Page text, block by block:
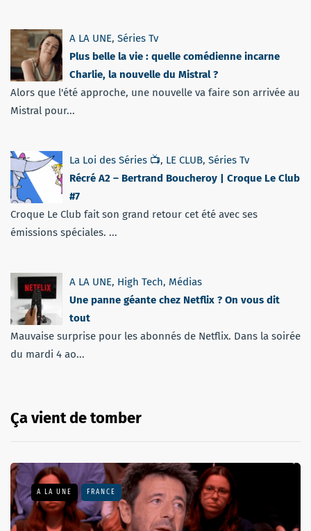
A LA UNE, Séries Tv
Plus belle la vie : quelle comédienne incarne
Charlie, la nouvelle du Mistral ?
Alors que l'été approche, une nouvelle va faire son arrivée au
Mistral pour...
La Loi des Séries 📺, LE CLUB, Séries Tv
Récré A2 – Bertrand Boucheroy | Croque Le Club
#7
Croque Le Club fait son grand retour cet été avec ses
émissions spéciales. ...
A LA UNE, High Tech, Médias
Une panne géante chez Netflix ? On vous dit
tout
Mauvaise surprise pour les abonnés de Netflix. Dans la soirée
du mardi 4 ao...
Ça vient de tomber
A LA UNE FRANCE